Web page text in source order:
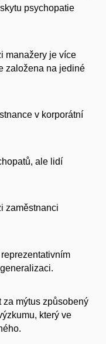
psychopatie
manažery je více
založena na jediné
v korporátní
ale lidí
zaměstnanci
za mýtus způsobený
který ve